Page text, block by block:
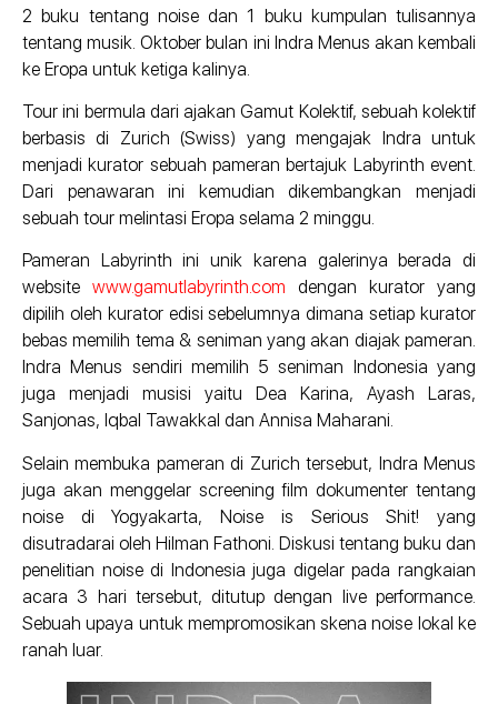
2 buku tentang noise dan 1 buku kumpulan tulisannya
tentang musik. Oktober bulan ini Indra Menus akan kembali
ke Eropa untuk ketiga kalinya.
Tour ini bermula dari ajakan Gamut Kolektif, sebuah kolektif
berbasis di Zurich (Swiss) yang mengajak Indra untuk
menjadi kurator sebuah pameran bertajuk Labyrinth event.
Dari penawaran ini kemudian dikembangkan menjadi
sebuah tour melintasi Eropa selama 2 minggu.
Pameran Labyrinth ini unik karena galerinya berada di
website www.gamutlabyrinth.com dengan kurator yang
dipilih oleh kurator edisi sebelumnya dimana setiap kurator
bebas memilih tema & seniman yang akan diajak pameran.
Indra Menus sendiri memilih 5 seniman Indonesia yang
juga menjadi musisi yaitu Dea Karina, Ayash Laras,
Sanjonas, Iqbal Tawakkal dan Annisa Maharani.
Selain membuka pameran di Zurich tersebut, Indra Menus
juga akan menggelar screening film dokumenter tentang
noise di Yogyakarta, Noise is Serious Shit! yang
disutradarai oleh Hilman Fathoni. Diskusi tentang buku dan
penelitian noise di Indonesia juga digelar pada rangkaian
acara 3 hari tersebut, ditutup dengan live performance.
Sebuah upaya untuk mempromosikan skena noise lokal ke
ranah luar.